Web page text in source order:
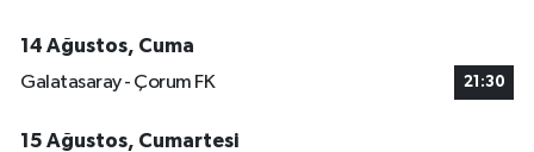
14 Ağustos, Cuma
Galatasaray - Çorum FK
21:30
15 Ağustos, Cumartesi